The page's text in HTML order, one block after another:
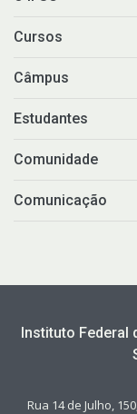
Cursos
Câmpus
Estudantes
Comunidade
Comunicação
Instituto Federal
Rua 14 de Julho,